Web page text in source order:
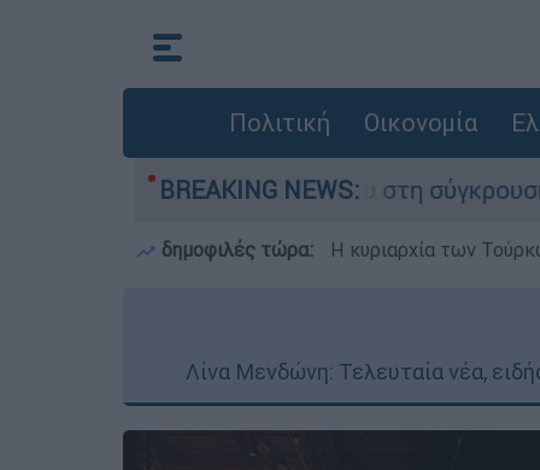
Πολιτική Οικονομία
BREAKING NEWS:
τη ζωή του στη σύγκρουση ελικοπτέρων
δημοφιλές τώρα: Η κυριαρχία των
Λίνα Μενδώνη: Τελευταία νέα,